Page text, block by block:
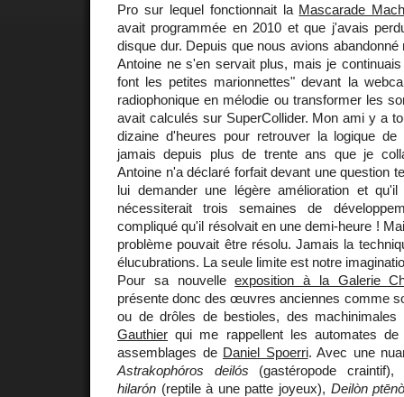
Pro sur lequel fonctionnait la Mascarade
avait programmée en 2010 et que j'avais
disque dur. Depuis que nous avions
Antoine ne s'en servait plus, mais je
font les petites marionnettes" devant la
radiophonique en mélodie ou transformer les
avait calculés sur SuperCollider. Mon ami y a
dizaine d'heures pour retrouver la logique
jamais depuis plus de trente ans que je
Antoine n'a déclaré forfait devant une question
lui demander une légère amélioration et
nécessiterait trois semaines de
compliqué qu'il résolvait en une demi-heure !
problème pouvait être résolu. Jamais la
élucubrations. La seule limite est notre
Pour sa nouvelleexposition à la Galerie
présente donc des œuvres anciennes comme
ou de drôles de bestioles, des
Gauthier qui me rappellent les automates
assemblages de Daniel Spoerri. Avec une
Astrakophóros deilós (gastéropode craintif),
hilarón (reptile à une patte joyeux), Deilòn